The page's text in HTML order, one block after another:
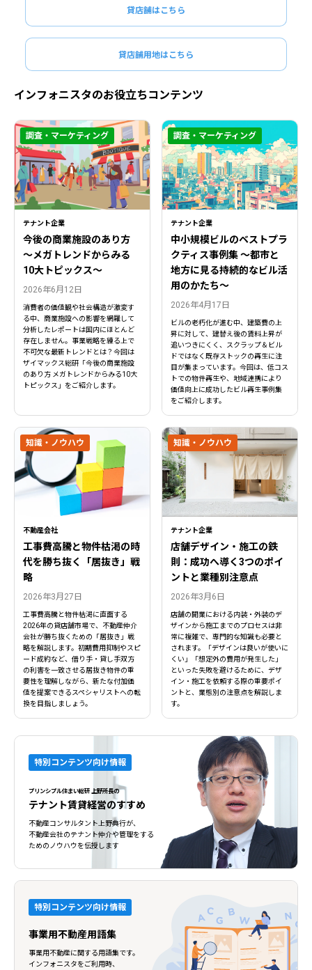
閉じる
閉じる
貸店舗はこちら
貸店舗用地はこちら
インフォニスタのお役立ちコンテンツ
テナント企業
今後の商業施設のあり方
〜メガトレンドからみる
10大トピックス〜
2026年6月12日
消費者の価値観や社会構造が激変す
る中、商業施設への影響を網羅して
分析したレポートは国内にほとんど
存在しません。事業戦略を練る上で
不可欠な最新トレンドとは？今回は
ザイマックス総研「今後の商業施設
のあり方 メガトレンドからみる10大
トピックス」をご紹介します。
調査・マーケティング
テナント企業
中小規模ビルのベストプラ
クティス事例集 ～都市と
地方に見る持続的なビル活
用のかたち～
2026年4月17日
ビルの老朽化が進む中、建築費の上
昇に対して、建替え後の賃料上昇が
追いつきにくく、スクラップ＆ビル
ドではなく既存ストックの再生に注
目が集まっています。今回は、低コス
トでの物件再生や、地域連携により
価値向上に成功したビル再生事例集
をご紹介します。
調査・マーケティング
不動産会社
工事費高騰と物件枯渇の時
代を勝ち抜く「居抜き」戦
略
2026年3月27日
工事費高騰と物件枯渇に直面する
2026年の貸店舗市場で、不動産仲介
会社が勝ち抜くための「居抜き」戦
略を解説します。初期費用抑制やスピ
ード成約など、借り手・貸し手双方
の利害を一致させる居抜き物件の重
要性を理解しながら、新たな付加価
値を提案できるスペシャリストへの転
換を目指しましょう。
知識・ノウハウ
テナント企業
店舗デザイン・施工の鉄
則：成功へ導く3つのポイ
ントと業種別注意点
2026年3月6日
店舗の開業における内装・外装のデ
ザインから施工までのプロセスは非
常に複雑で、専門的な知識も必要と
されます。「デザインは良いが使いに
くい」「想定外の費用が発生した」
といった失敗を避けるために、デザ
イン・施工を依頼する際の重要ポイ
ントと、業態別の注意点を解説しま
す。
知識・ノウハウ
特別コンテンツ向け情報
プリンシプル住まい総研 上野所長の
テナント賃貸経営のすすめ
不動産コンサルタント上野典行が、
不動産会社のテナント仲介や管理をする
ためのノウハウを伝授します
特別コンテンツ向け情報
事業用不動産用語集
事業用不動産に関する用語集です。
インフォニスタをご利用時、